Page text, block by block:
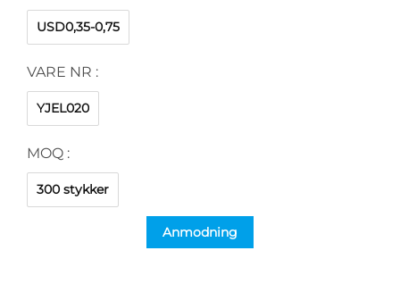
USD0,35-0,75
VARE NR :
YJEL020
MOQ :
300 stykker
Anmodning